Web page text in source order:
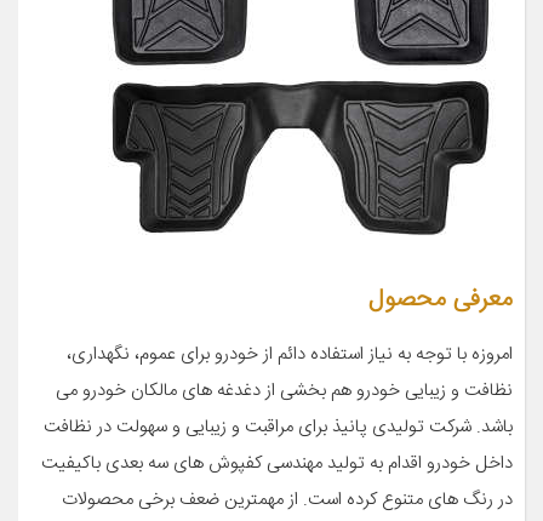
معرفی محصول
امروزه با توجه به نیاز استفاده دائم از خودرو برای عموم، نگهداری،
نظافت و زیبایی خودرو هم بخشی از دغدغه های مالکان خودرو می
باشد. شرکت تولیدی پانیذ برای مراقبت و زیبایی و سهولت در نظافت
داخل خودرو اقدام به تولید مهندسی کفپوش های سه بعدی باکیفیت
در رنگ های متنوع کرده است. از مهمترین ضعف برخی محصولات